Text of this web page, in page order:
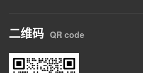
二维码 QR code